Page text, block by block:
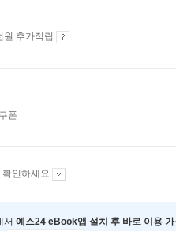
원 추가적립
폰
인하세요
서 예스24 eBook앱 설치 후 바로 이용